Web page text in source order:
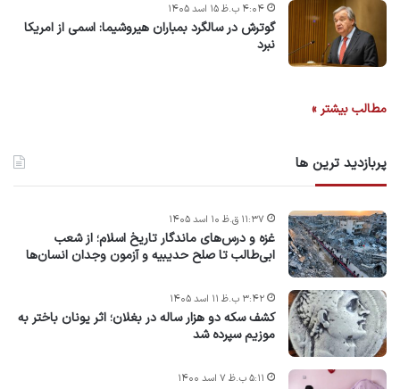
گوترش در سالگرد بمباران هیروشیما: اسمی از امریکا
نبرد
۴:۰۴ ب.ظ ۱۵ اسد ۱۴۰۵
مطالب بیشتر »
پربازدید ترین ها
غزه و درس‌های ماندگار تاریخ اسلام؛ از شعب
ابی‌طالب تا صلح حدیبیه و آزمون وجدان انسان‌ها
۱۱:۳۷ ق.ظ ۱۰ اسد ۱۴۰۵
کشف سکه دو هزار ساله در بغلان؛ اثر یونان باختر به
موزیم سپرده شد
۳:۴۲ ب.ظ ۱۱ اسد ۱۴۰۵
۵:۱۱ ب.ظ ۷ اسد ۱۴۰۰